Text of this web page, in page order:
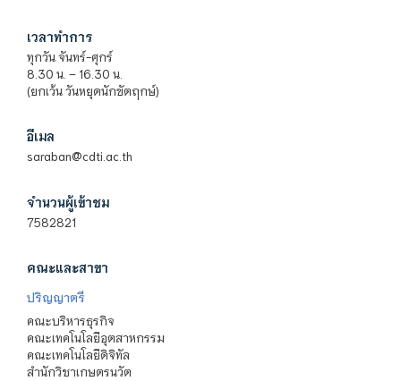
เวลาทำการ
ทุกวัน จันทร์-ศุกร์
8.30 น. – 16.30 น.
(ยกเว้น วันหยุดนักขัตฤกษ์)
อีเมล
saraban@cdti.ac.th
จำนวนผู้เข้าชม
7582821
คณะและสาขา
ปริญญาตรี
คณะบริหารธุรกิจ
คณะเทคโนโลยีอุตสาหกรรม
คณะเทคโนโลยีดิจิทัล
สำนักวิชาเกษตรนวัต